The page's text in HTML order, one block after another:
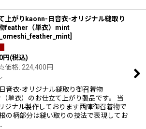
上がりkaonn-日音衣-オリジナル縫取り
feather（単衣）mint
円(税込)
価格: 224,400円
音衣-オリジナル縫取り御召着物
単衣）のお仕立て上がり製品です。 当
ジナル製作しております西陣御召着物で
の柄部分は縫い取りの技法で表現してお